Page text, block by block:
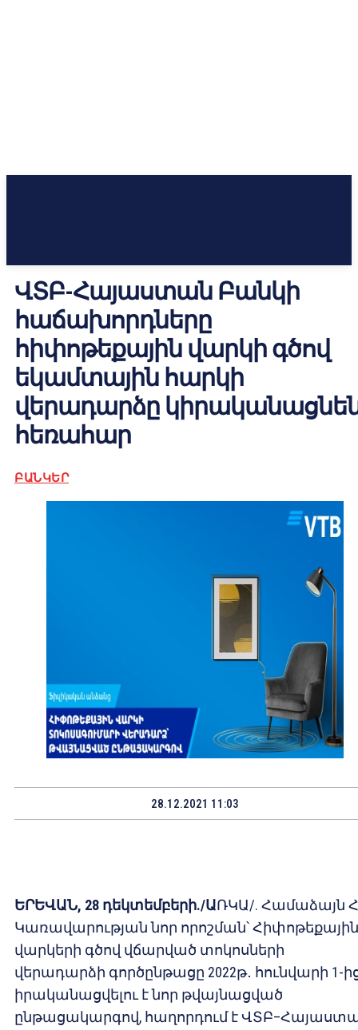
ՎՏԲ-Հայաստան Բանկի
հաճախորդները
հիփոթեքային վարկի գծով
եկամտային հարկի
վերադարձը
հեռահար
ԲԱՆԿԵՐ
28.12.2021 11:03
ԵՐԵՎԱՆ, 28 դեկտեմբերի./ԱՌԿԱ/. Համաձայն
Կառավարության նոր որոշման՝ Հիփոթեքային
վարկերի գծով վճարված տոկոսների
վերադարձի գործընթացը 2022թ․ հունվարի 1-
իրականացվելու է նոր թվայնացված
ընթացակարգով, հաղորդում է